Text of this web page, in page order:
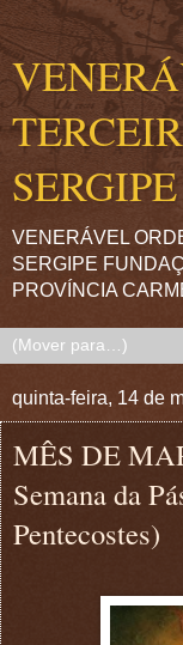
SERGIPE
VENERÁVEL
SERGIPE
PROVÍNCIA
quinta-feira, 14 de
MÊS DE
Semana da
Pentecostes)